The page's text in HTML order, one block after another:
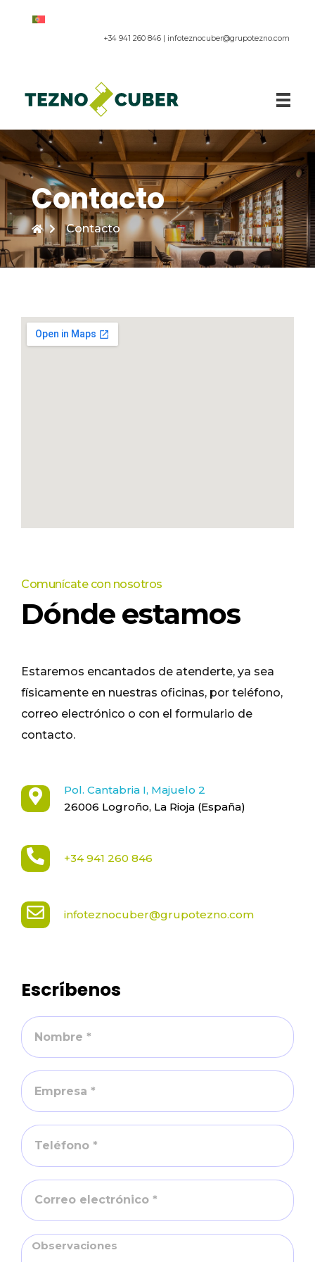
+34 941 260 846 | infoteznocuber@grupotezno.com
Paneles acústicos
Contacto
Contacto
Comunícate con nosotros
Dónde estamos
Estaremos encantados de atenderte, ya sea
físicamente en nuestras oficinas, por teléfono,
correo electrónico o con el formulario de
contacto.
Pol. Cantabria I, Majuelo 2
26006 Logroño, La Rioja (España)
+34 941 260 846
infoteznocuber@grupotezno.com
Escríbenos